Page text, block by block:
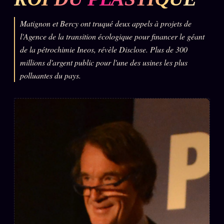
✉ INSCRIPTION À LA NEWSLETTER
POLITIQUE
RENSEIGNEMENT
BUREAU DE
TENDANCES
MACRONLEAKS SCANDALES
GOSSIP
Matignon et Bercy ont truqué deux appels à projets de
l'Agence de la transition écologique pour financer le géant
de la pétrochimie Ineos, révèle Disclose. Plus de 300
millions d'argent public pour l'une des usines les plus
polluantes du pays.